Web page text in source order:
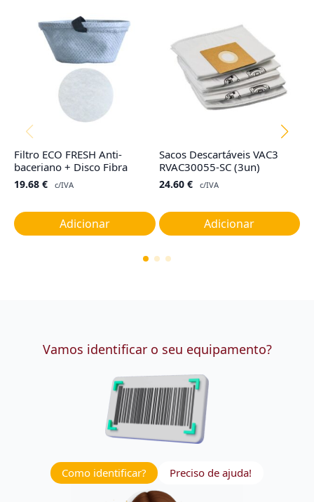
Filtro ECO FRESH Anti-
baceriano + Disco Fibra
19.68 € c/IVA
Adicionar
Sacos Descartáveis VAC3
RVAC30055-SC (3un)
24.60 € c/IVA
Adicionar
Vamos identificar o seu equipamento?
Como identificar? Preciso de ajuda!